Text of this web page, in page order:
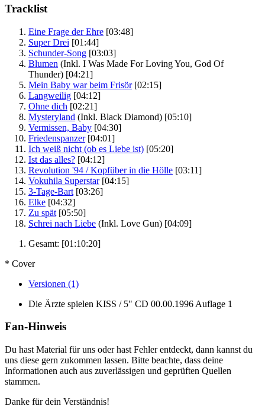
Tracklist
Eine Frage der Ehre [03:48]
Super Drei [01:44]
Schunder-Song [03:03]
Blumen (Inkl. I Was Made For Loving You, God Of
Thunder) [04:21]
Mein Baby war beim Frisör [02:15]
Langweilig [04:12]
Ohne dich [02:21]
Mysteryland (Inkl. Black Diamond) [05:10]
Vermissen, Baby [04:30]
Friedenspanzer [04:01]
Ich weiß nicht (ob es Liebe ist) [05:20]
Ist das alles? [04:12]
Revolution '94 / Kopfüber in die Hölle [03:11]
Vokuhila Superstar [04:15]
3-Tage-Bart [03:26]
Elke [04:32]
Zu spät [05:50]
Schrei nach Liebe (Inkl. Love Gun) [04:09]
Gesamt: [01:10:20]
* Cover
Versionen (1)
Die Ärzte spielen KISS / 5" CD 00.00.1996 Auflage 1
Fan-Hinweis
Du hast Material für uns oder hast Fehler entdeckt, dann kannst du
uns diese gern zukommen lassen. Bitte beachte, dass deine
Informationen auch aus zuverlässigen und geprüften Quellen
stammen.
Danke für dein Verständnis!